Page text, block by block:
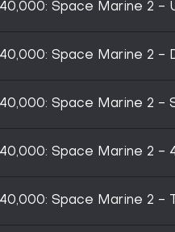
Space Marine 2 -
Space Marine 2 -
Space Marine 2 -
Space Marine 2 -
Space Marine 2 -